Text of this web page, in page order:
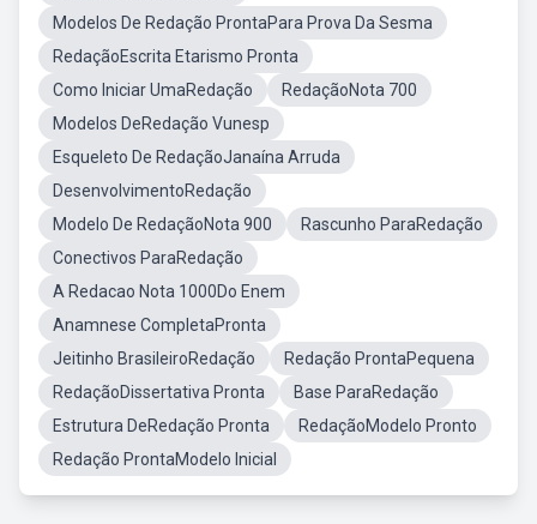
Modelos De Redação ProntaPara Prova Da Sesma
RedaçãoEscrita Etarismo Pronta
Como Iniciar UmaRedação
RedaçãoNota 700
Modelos DeRedação Vunesp
Esqueleto De RedaçãoJanaína Arruda
DesenvolvimentoRedação
Modelo De RedaçãoNota 900
Rascunho ParaRedação
Conectivos ParaRedação
A Redacao Nota 1000Do Enem
Anamnese CompletaPronta
Jeitinho BrasileiroRedação
Redação ProntaPequena
RedaçãoDissertativa Pronta
Base ParaRedação
Estrutura DeRedação Pronta
RedaçãoModelo Pronto
Redação ProntaModelo Inicial